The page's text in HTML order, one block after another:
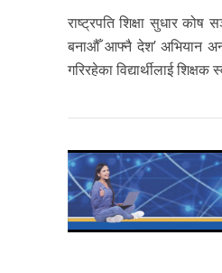
राष्ट्रपति शिक्षा सुधार
बनाऔँ आफ्नै देश’ अभियान
गरिरहेका विद्यार्थीलाई